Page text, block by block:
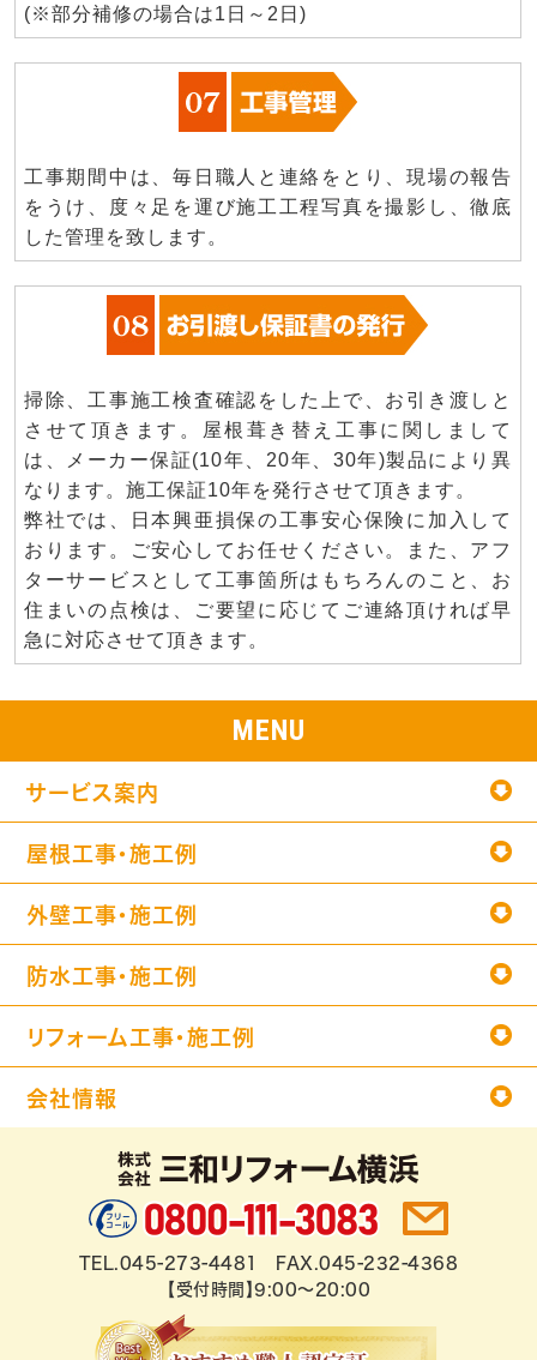
(※部分補修の場合は1日～2日)
工事期間中は、毎日職人と連絡をとり、現場の報告
をうけ、度々足を運び施工工程写真を撮影し、徹底
した管理を致します。
掃除、工事施工検査確認をした上で、お引き渡しと
させて頂きます。屋根葺き替え工事に関しまして
は、メーカー保証(10年、20年、30年)製品により異
なります。施工保証10年を発行させて頂きます。
弊社では、日本興亜損保の工事安心保険に加入して
おります。ご安心してお任せください。また、アフ
ターサービスとして工事箇所はもちろんのこと、お
住まいの点検は、ご要望に応じてご連絡頂ければ早
急に対応させて頂きます。
MENU
サービス案内
屋根工事・施工例
外壁工事・施工例
防水工事・施工例
リフォーム工事・施工例
会社情報
TEL.045-273-4481 FAX.045-232-4368
【受付時間】9:00～20:00